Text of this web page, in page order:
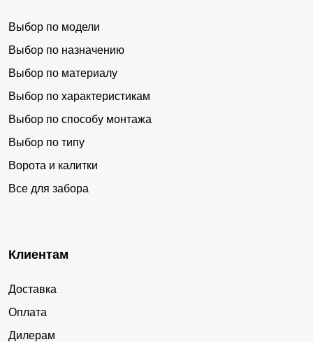
Выбор по модели
Выбор по назначению
Выбор по материалу
Выбор по характеристикам
Выбор по способу монтажа
Выбор по типу
Ворота и калитки
Все для забора
Клиентам
Доставка
Оплата
Дилерам